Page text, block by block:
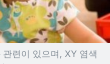
련이 있으며, XY 염색